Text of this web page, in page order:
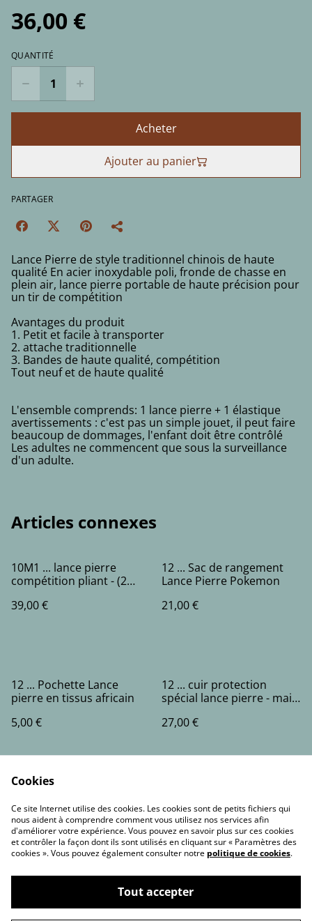
36,00 €
QUANTITÉ
Acheter
Ajouter au panier
PARTAGER
Lance Pierre de style traditionnel chinois de haute
qualité En acier inoxydable poli, fronde de chasse en
plein air, lance pierre portable de haute précision pour
un tir de compétition
Avantages du produit
1. Petit et facile à transporter
2. attache traditionnelle
3. Bandes de haute qualité, compétition
Tout neuf et de haute qualité
L'ensemble comprends: 1 lance pierre + 1 élastique
avertissements : c'est pas un simple jouet, il peut faire
beaucoup de dommages, l'enfant doit être contrôlé
Les adultes ne commencent que sous la surveillance
d'un adulte.
Articles connexes
10M1 ... lance pierre
compétition pliant - (2
39,00 €
12 ... Sac de rangement
Lance Pierre Pokemon
21,00 €
12 ... Pochette Lance
pierre en tissus africain
5,00 €
12 ... cuir protection
spécial lance pierre - main
27,00 €
Contact Us
Legal Terms
Cookies
Ce site Internet utilise des cookies. Les cookies sont de petits fichiers qui
nous aident à comprendre comment vous utilisez nos services afin
d'améliorer votre expérience. Vous pouvez en savoir plus sur ces cookies
et contrôler la façon dont ils sont utilisés en cliquant sur « Paramètres des
cookies ». Vous pouvez également consulter notre politique de cookies.
Tout accepter